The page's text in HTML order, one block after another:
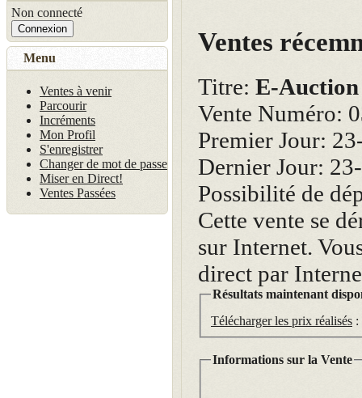
Ventes
Titre: E-Auction
Vente Numéro:
Premier Jour:
Dernier Jour:
Possibilité de
Cette vente se
sur Internet.
direct par
Résultats maintenant
Télécharger les prix réalisés :
Informations sur la Vente
Non connecté
Connexion
Menu
Ventes à venir
Parcourir
Incréments
Mon Profil
S'enregistrer
Changer de mot de passe
Miser en Direct!
Ventes Passées